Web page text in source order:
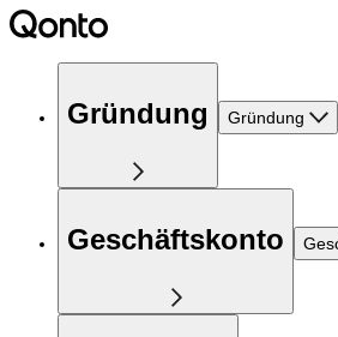
Gründung Gründung
Geschäftskonto